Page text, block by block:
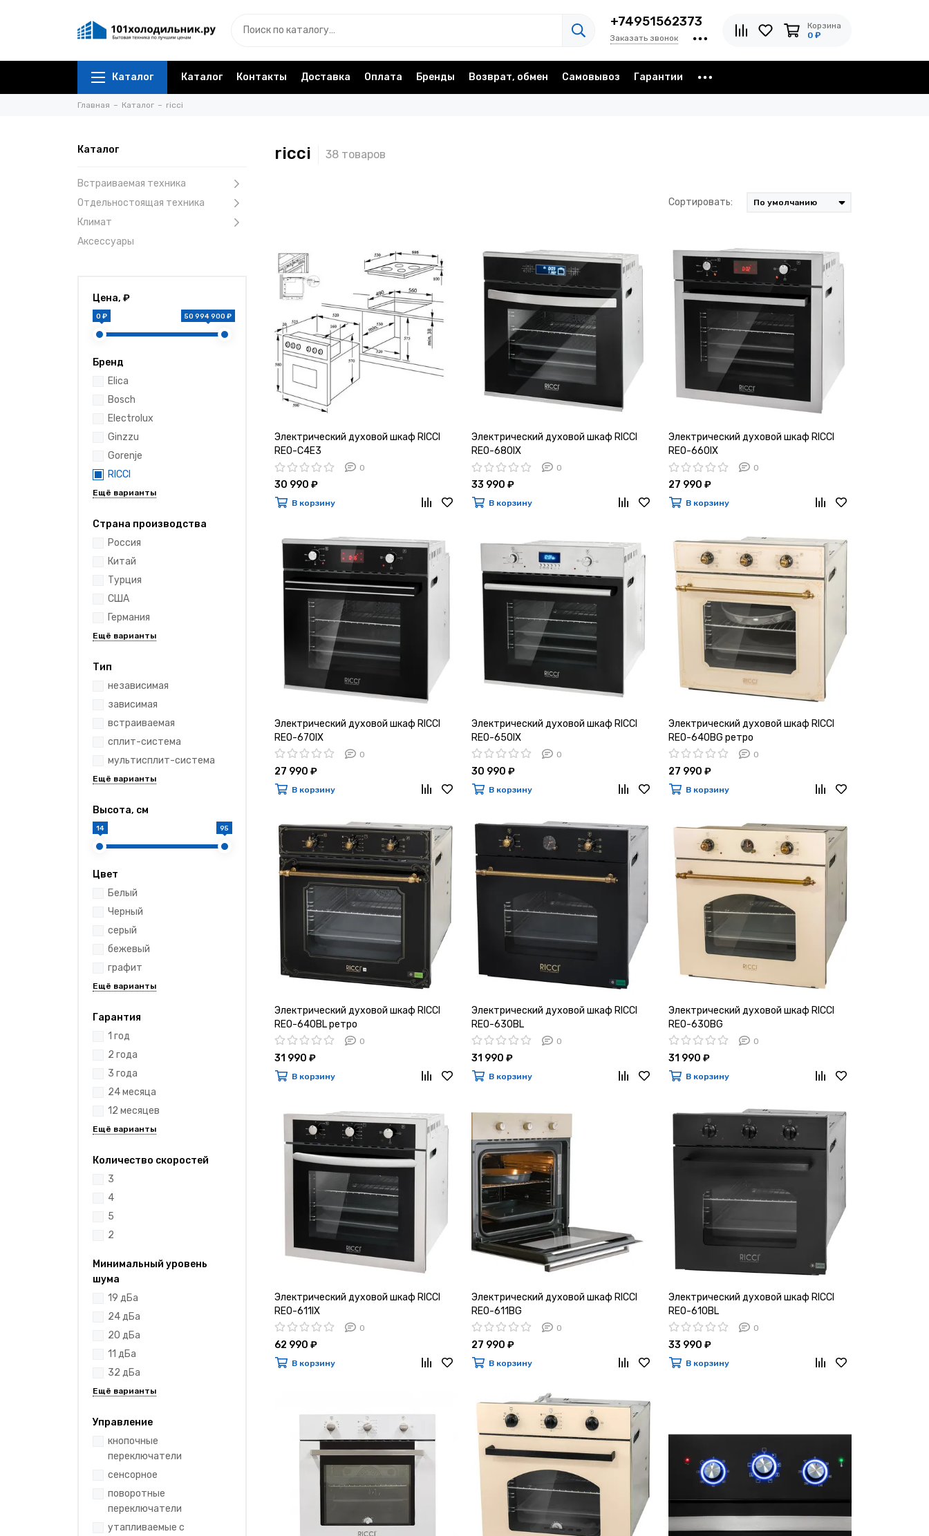
+74951562373
Заказать звонок
Корзина
0 ₽
Каталог Каталог Контакты Доставка Оплата Бренды Возврат, обмен Самовывоз Гарантии
Главная Каталог ricci
Каталог
Встраиваемая техника
Отдельностоящая техника
Климат
Аксессуары
Цена, ₽
0 ₽ 50 994 900 ₽
Бренд
Elica
Bosch
Electrolux
Ginzzu
Gorenje
RICCI
Страна производства
Россия
Китай
Турция
США
Германия
Тип
независимая
зависимая
встраиваемая
сплит-система
мультисплит-система
Высота, см
14 95
Цвет
Белый
Черный
серый
бежевый
графит
Гарантия
1 год
2 года
3 года
24 месяца
12 месяцев
Количество скоростей
3
4
5
2
Минимальный уровень
шума
19 дБа
24 дБа
20 дБа
11 дБа
32 дБа
Управление
кнопочные
переключатели
сенсорное
поворотные
переключатели
утапливаемые с
ricci
Сортировать:
Электрический духовой шкаф RICCI
REO-C4E3
0
30 990 ₽
В корзину
Электрический духовой шкаф RICCI
REO-680IX
0
33 990 ₽
В корзину
Электрический духовой шкаф RICCI
REO-660IX
0
27 990 ₽
В корзину
Электрический духовой шкаф RICCI
REO-670IX
0
27 990 ₽
В корзину
Электрический духовой шкаф RICCI
REO-650IX
0
30 990 ₽
В корзину
Электрический духовой шкаф RICCI
REO-640BG ретро
0
27 990 ₽
В корзину
Электрический духовой шкаф RICCI
REO-640BL ретро
0
31 990 ₽
В корзину
Электрический духовой шкаф RICCI
REO-630BL
0
31 990 ₽
В корзину
Электрический духовой шкаф RICCI
REO-630BG
0
31 990 ₽
В корзину
Электрический духовой шкаф RICCI
REO-611IX
0
62 990 ₽
В корзину
Электрический духовой шкаф RICCI
REO-611BG
0
27 990 ₽
В корзину
Электрический духовой шкаф RICCI
REO-610BL
0
33 990 ₽
В корзину